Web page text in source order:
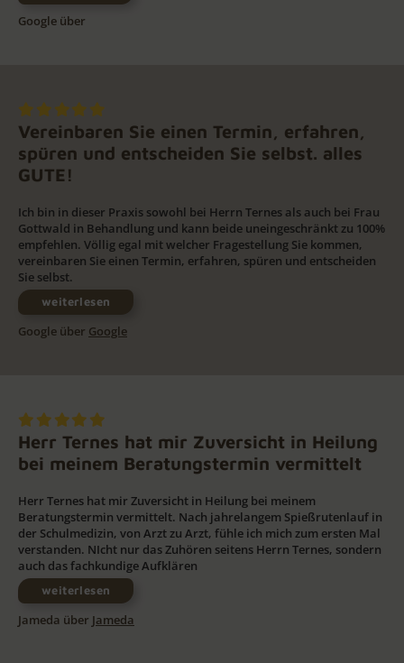
Google über
Vereinbaren Sie einen Termin, erfahren,
spüren und entscheiden Sie selbst. alles
GUTE!
Ich bin in dieser Praxis sowohl bei Herrn Ternes als auch bei Frau
Gottwald in Behandlung und kann beide uneingeschränkt zu 100%
empfehlen. Völlig egal mit welcher Fragestellung Sie kommen,
vereinbaren Sie einen Termin, erfahren, spüren und entscheiden
Sie selbst.
weiterlesen
Google über Google
Herr Ternes hat mir Zuversicht in Heilung
bei meinem Beratungstermin vermittelt
Herr Ternes hat mir Zuversicht in Heilung bei meinem
Beratungstermin vermittelt. Nach jahrelangem Spießrutenlauf in
der Schulmedizin, von Arzt zu Arzt, fühle ich mich zum ersten Mal
verstanden. NIcht nur das Zuhören seitens Herrn Ternes, sondern
auch das fachkundige Aufklären
weiterlesen
Jameda über Jameda